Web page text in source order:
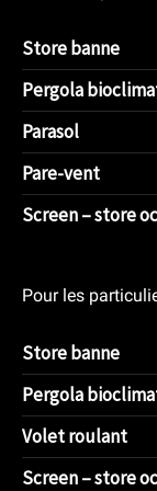
Store banne
Pergola
Parasol
Pare-vent
Screen – store
Pour les
Store banne
Pergola
Volet roulant
Screen – store